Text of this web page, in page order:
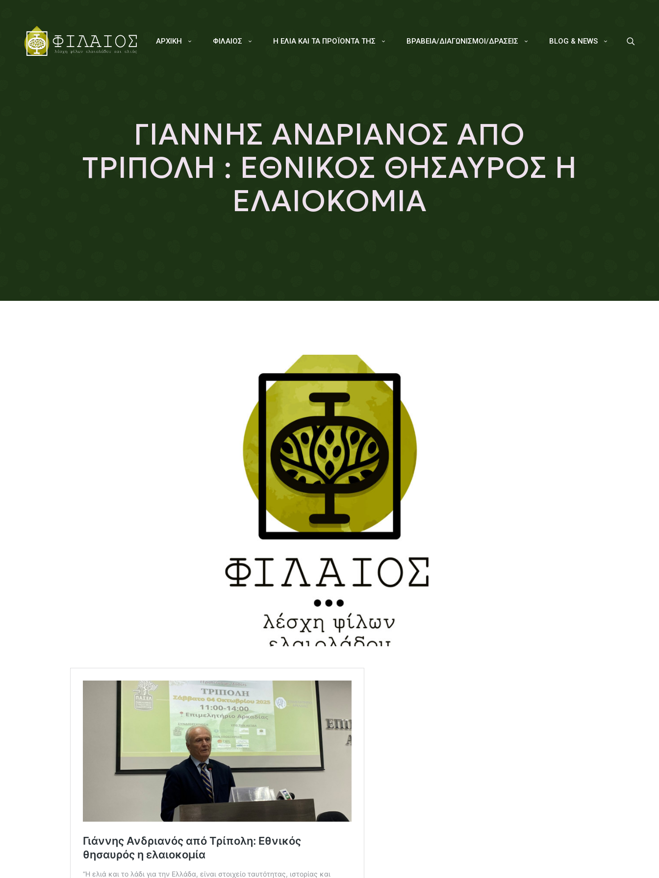
ΑΡΧΙΚΗ ΦΙΛΑΙΟΣ Η ΕΛΙΑ ΚΑΙ ΤΑ ΠΡΟΪΟΝΤΑ ΤΗΣ ΒΡΑΒΕΙΑ/ΔΙΑΓΩΝΙΣΜΟΙ/ΔΡΑΣΕΙΣ BLOG & NEWS
ΓΙΑΝΝΗΣ ΑΝΔΡΙΑΝΟΣ ΑΠΟ
ΤΡΙΠΟΛΗ : ΕΘΝΙΚΟΣ ΘΗΣΑΥΡΟΣ Η
ΕΛΑΙΟΚΟΜΙΑ